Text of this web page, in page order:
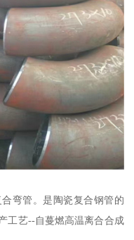
弯管。是陶瓷复合钢管的
工艺--自蔓燃高温离合合成